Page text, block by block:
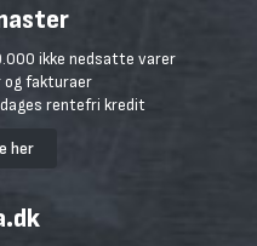
ikke nedsatte varer
og fakturaer
rentefri kredit
her